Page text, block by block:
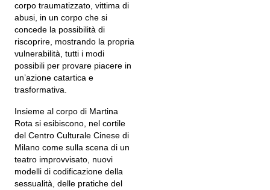
corpo traumatizzato, vittima di
abusi, in un corpo che si
concede la possibilità di
riscoprire, mostrando la propria
vulnerabilità, tutti i modi
possibili per provare piacere in
un’azione catartica e
trasformativa.
Insieme al corpo di Martina
Rota si esibiscono, nel cortile
del Centro Culturale Cinese di
Milano come sulla scena di un
teatro improvvisato, nuovi
modelli di codificazione della
sessualità, delle pratiche del